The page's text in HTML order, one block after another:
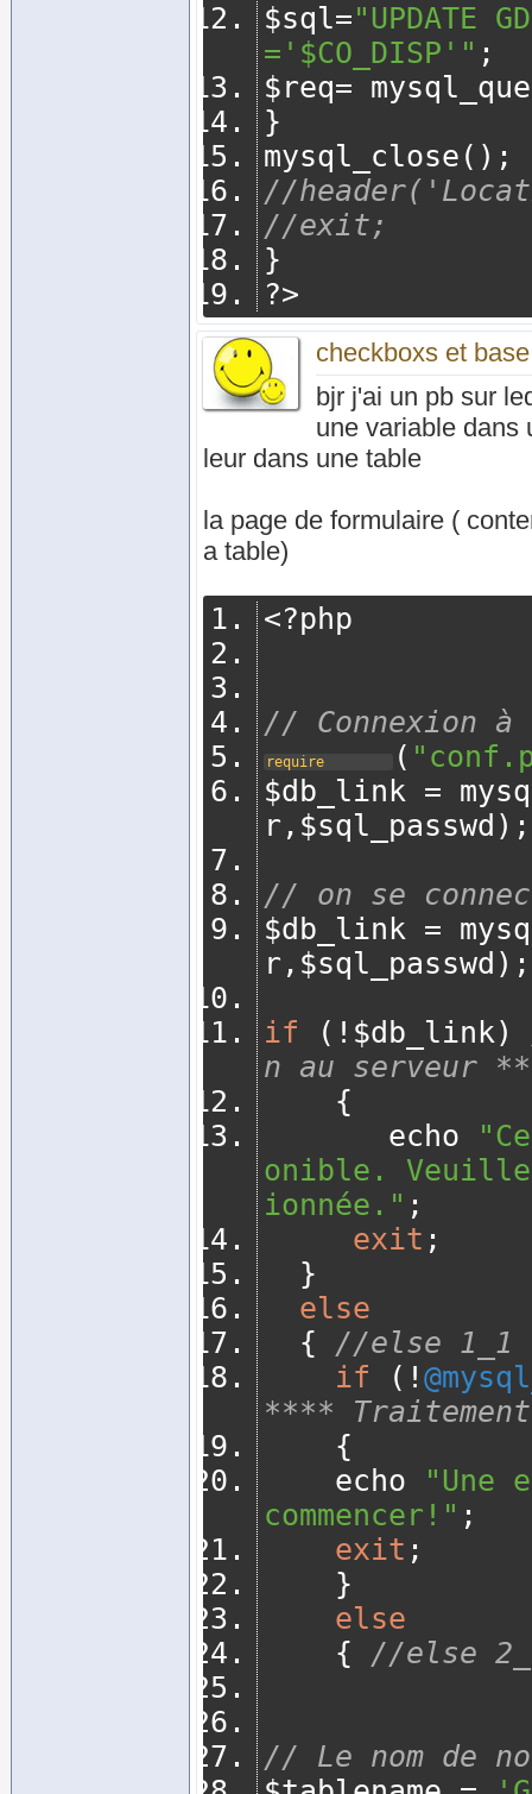
$sql="UPDATE
='$CO_DISP'" ;
$req=
}
mysql_close ();
//
//exit;
}
?>
checkboxs et
bjr j'ai un pb sur
une variable dans
leur dans une table
la page de formulaire (
a table)
<?php
// Connexion à
require (
$db_link =
r , $sql_passwd );
// on se
$db_link =
r , $sql_passwd );
if
(! $db_link)
n au serveur
{
       echo
onible.
ionnée." ;
exit ;
}
else
{
//else 1_1
if
(!
****
{
		echo
"Une
commencer!" ;
exit ;
}
else
{
//else
// Le nom de